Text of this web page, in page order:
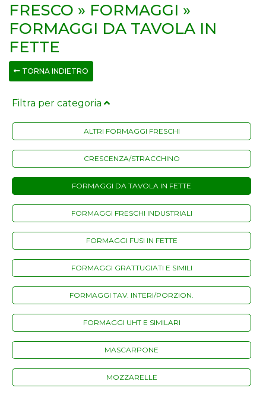
FRESCO » FORMAGGI »
FORMAGGI DA TAVOLA IN
FETTE
TORNA INDIETRO
Filtra per categoria
ALTRI FORMAGGI FRESCHI
CRESCENZA/STRACCHINO
FORMAGGI DA TAVOLA IN FETTE
FORMAGGI FRESCHI INDUSTRIALI
FORMAGGI FUSI IN FETTE
FORMAGGI GRATTUGIATI E SIMILI
FORMAGGI TAV. INTERI/PORZION.
FORMAGGI UHT E SIMILARI
MASCARPONE
MOZZARELLE